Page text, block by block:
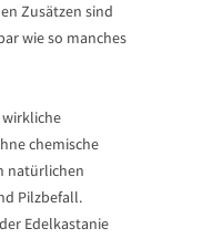
Zusätzen sind
wie so manches
wirkliche
chemische
natürlichen
Pilzbefall.
Edelkastanie